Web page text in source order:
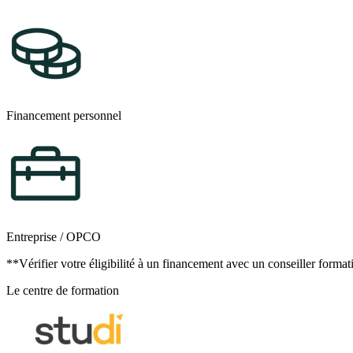
Culture générale et expression
1.Réussir mon épreuve de CGE
2.La Synthèse de document
4.S'informer et se documenter
5.Lire et comprendre un message
7.Communiquer à l'oral
Expression et communication en langue anglaise
3.Vendre des produits touristiques
5.Suivre et fidéliser la clientèle étrangère
7.Bon à savoir ou à revoir
Langues vivantes étrangères 2 : Espagnol
1.Réussir mes épreuves de langues vivantes étrangères au BTS
Financement personnel
Entreprise / OPCO
**Vérifier votre éligibilité à un financement avec un conseiller
Le centre de formation